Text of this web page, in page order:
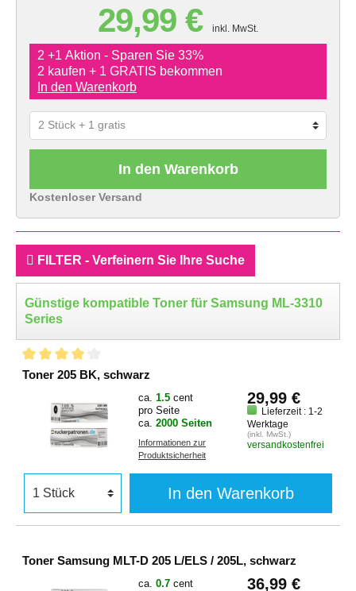
29,99 € inkl. MwSt.
2 +1 Aktion - Sparen Sie 33%
2 kaufen + 1 GRATIS bekommen
In den Warenkorb
In den Warenkorb
Kostenloser Versand
FILTER - Verfeinern Sie Ihre Suche
Günstige kompatible Toner für Samsung ML-3310
Series
Toner 205 BK, schwarz
ca. 1.5 cent
pro Seite
ca. 2000 Seiten
Informationen zur
Produktsicherheit
29,99 €
Lieferzeit : 1-2
Werktage
(inkl. MwSt.)
versandkostenfrei
In den Warenkorb
Toner Samsung MLT-D 205 L/ELS / 205L, schwarz
ca. 0.7 cent
36,99 €